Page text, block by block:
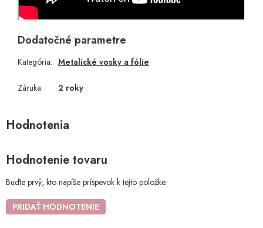
Dodatočné parametre
Kategória: Metalické vosky a fólie
Záruka: 2 roky
Hodnotenie tovaru
Buďte prvý, kto napíše príspevok k tejto položke.
PRIDAŤ HODNOTENIE